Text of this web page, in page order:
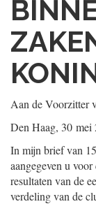
Aan de Voorzitter
Den Haag, 30 mei
In mijn brief van
aangegeven u
resultaten van de
verdeling van de